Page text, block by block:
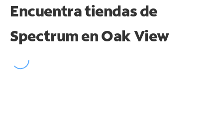
Encuentra tiendas de
Spectrum enOak View